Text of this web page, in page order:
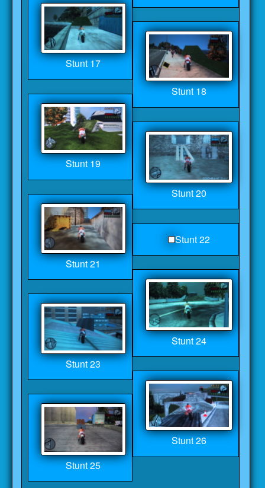
Stunt 17
Stunt 19
Stunt 21
Stunt 23
Stunt 25
Stunt 18
Stunt 20
Stunt 22
Stunt 24
Stunt 26